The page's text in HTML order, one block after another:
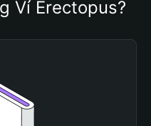
Ví Erectopus?